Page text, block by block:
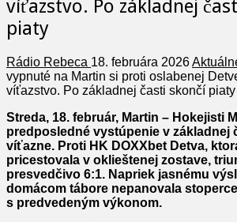
víťazstvo. Po základnej
piaty
Rádio Rebeca 18. februára 2026
vypnuté na Martin si proti oslabenej
víťazstvo. Po základnej časti skončí piaty
Streda, 18. február, Martin – Hokejisti
predposledné vystúpenie v základnej
víťazne. Proti HK DOXXbet Detva,
pricestovala v oklieštenej zostave,
presvedčivo 6:1. Napriek jasnému
domácom tábore nepanovala
s predvedeným výkonom.